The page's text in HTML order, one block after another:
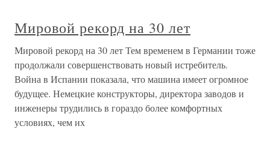
Мировой рекорд на 30 лет
Мировой рекорд на 30 лет Тем временем в Германии тоже
продолжали совершенствовать новый истребитель.
Война в Испании показала, что машина имеет огромное
будущее. Немецкие конструкторы, директора заводов и
инженеры трудились в гораздо более комфортных
условиях, чем их